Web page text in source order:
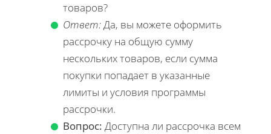
товаров?
Ответ:Да, вы можете оформить
рассрочку на общую сумму
нескольких товаров, если сумма
покупки попадает в указанные
лимиты и условия программы
рассрочки.
Вопрос: Доступна ли рассрочка всем